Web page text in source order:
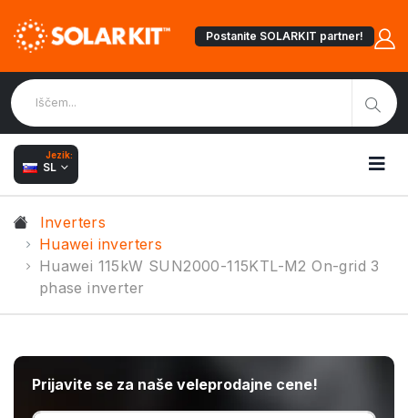
Postanite SOLARKIT partner!
Jezik:
SL
Inverters
Huawei inverters
Huawei 115kW SUN2000-115KTL-M2 On-grid 3
phase inverter
Prijavite se za naše veleprodajne cene!